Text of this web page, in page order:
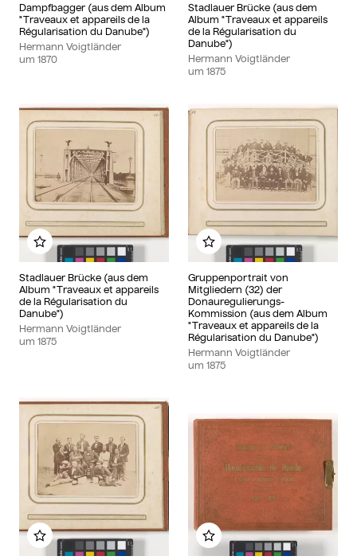
Dampfbagger (aus dem Album
"Traveaux et appareils de la
Régularisation du Danube")
Hermann Voigtländer
um 1870
Stadlauer Brücke (aus dem
Album "Traveaux et appareils
de la Régularisation du
Danube")
Hermann Voigtländer
um 1875
Stadlauer Brücke (aus dem
Album "Traveaux et appareils
de la Régularisation du
Danube")
Hermann Voigtländer
um 1875
Zu meinem Album hinzufügen
Gruppenportrait von
Mitgliedern (32) der
Donauregulierungs-
Kommission (aus dem Album
"Traveaux et appareils de la
Régularisation du Danube")
Hermann Voigtländer
um 1875
Zu meinem Album
Zu meinem Album hinzufügenZu meinem Album